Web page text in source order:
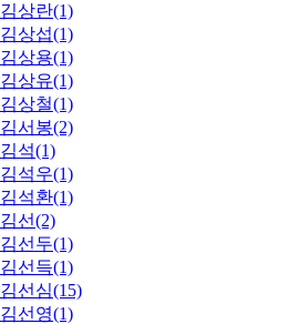
김상란(1)
김상섭(1)
김상용(1)
김상유(1)
김상철(1)
김서봉(2)
김석(1)
김석우(1)
김석환(1)
김선(2)
김선두(1)
김선득(1)
김선심(15)
김선영(1)